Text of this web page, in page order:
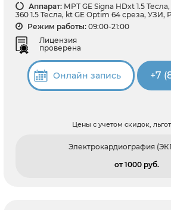
Аппарат: МРТ GE Signa HDxt 1.5
360 1.5 Тесла, kt GE Optim 64 среза, УЗИ,
Режим работы: 09:00-21:00
Лицензия
проверена
Онлайн запись +7
Цены с учетом скидок,
Электрокардиография
от 1000 pуб.